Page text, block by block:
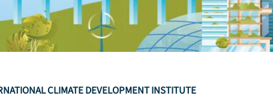
CLIMATE DEVELOPMENT INSTITUTE